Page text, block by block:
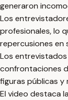
generaron
Los
profesionales, lo
repercusiones en
Los
confrontaciones
figuras públicas y
El video destaca